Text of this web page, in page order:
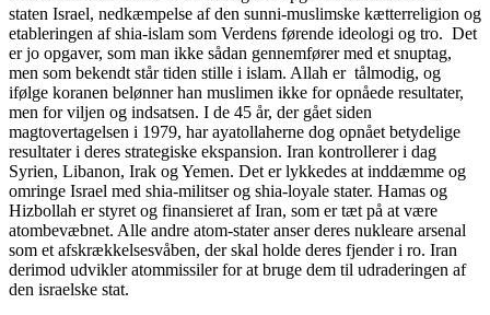
staten Israel, nedkæmpelse af den sunni-muslimske kætterreligion og
etableringen af shia-islam som Verdens førende ideologi og tro. Det
er jo opgaver, som man ikke sådan gennemfører med et snuptag,
men som bekendt står tiden stille i islam. Allah er tålmodig, og
ifølge koranen belønner han muslimen ikke for opnåede resultater,
men for viljen og indsatsen. I de 45 år, der gået siden
magtovertagelsen i 1979, har ayatollaherne dog opnået betydelige
resultater i deres strategiske ekspansion. Iran kontrollerer i dag
Syrien, Libanon, Irak og Yemen. Det er lykkedes at inddæmme og
omringe Israel med shia-militser og shia-loyale stater. Hamas og
Hizbollah er styret og finansieret af Iran, som er tæt på at være
atombevæbnet. Alle andre atom-stater anser deres nukleare arsenal
som et afskrækkelsesvåben, der skal holde deres fjender i ro. Iran
derimod udvikler atommissiler for at bruge dem til udraderingen af
den israelske stat.